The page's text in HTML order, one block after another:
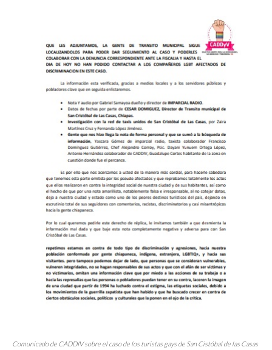
Comunicado de CADDIV sobre el caso de los turistas gays de San Cistóbal de las Casas